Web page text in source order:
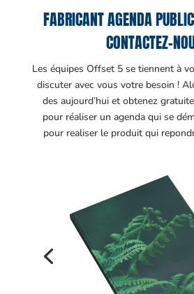
FABRICANT AGENDA
CONTACTEZ-
Les équipes Offset 5 se tiennent à
discuter avec vous votre besoin !
des aujourd’hui et obtenez
pour réaliser un agenda qui se
pour realiser le produit qui